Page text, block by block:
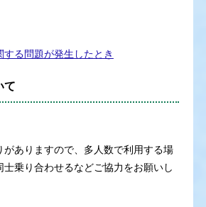
る問題が発生したとき
て
ありますので、多人数で利用する場
乗り合わせるなどご協力をお願いし